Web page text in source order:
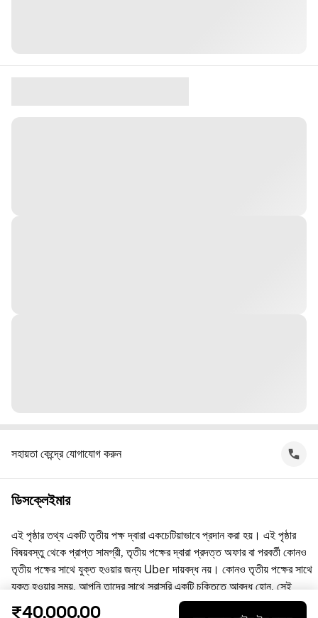
সহায়তা কেন্দ্রে যোগাযোগ করুন
ডিসক্লেইমার
এই পৃষ্ঠার তথ্য একটি তৃতীয় পক্ষ দ্বারা একচেটিয়াভাবে প্রদান করা হয়। এই পৃষ্ঠার
বিষয়বস্তু থেকে প্রাপ্ত সামগ্রী, তৃতীয় পক্ষের দ্বারা প্রদত্ত অফার বা পরবর্তী কোনও
তৃতীয় পক্ষের সাথে যুক্ত হওয়ার জন্য Uber দায়বদ্ধ নয়। কোনও তৃতীয় পক্ষের সাথে
যুক্ত হওয়ার সময়, আপনি তাদের সাথে সরাসরি একটি চুক্তিতে আবদ্ধ হোন, সেই
চুক্তিতে Uber কোনো পক্ষ নয়। প্রশ্নের জন্য, অনুগ্রহ করে সরাসরি তৃতীয় পক্ষের
₹40,000.00